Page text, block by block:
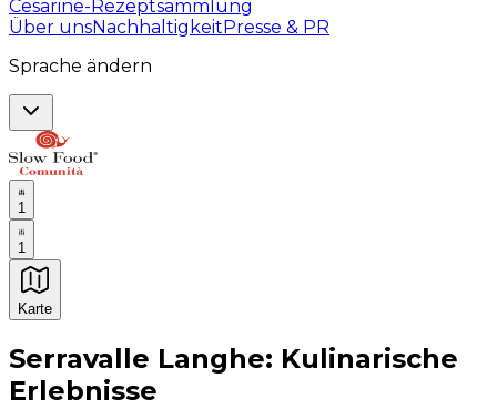
Cesarine-Rezeptsammlung
Über unsNachhaltigkeitPresse & PR
Sprache ändern
1
1
Karte
Unvergessliche kulinarische Erlebnisse:
Serravalle Langhe: Kulinarische
Erlebnisse